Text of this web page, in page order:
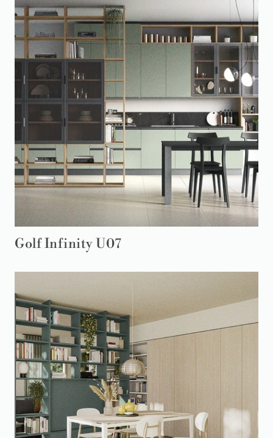
Golf Infinity U07